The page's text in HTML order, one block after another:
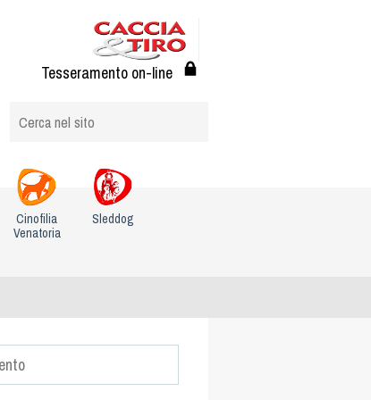
Tesseramento on-line
Cinofilia
Venatoria
Sleddog